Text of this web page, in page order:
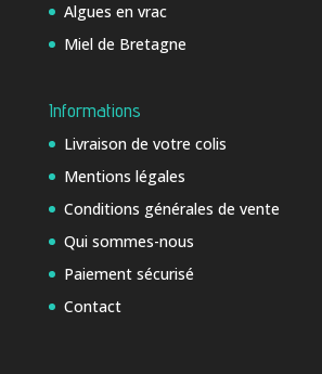
Algues en vrac
Miel de Bretagne
Informations
Livraison de votre colis
Mentions légales
Conditions générales de vente
Qui sommes-nous
Paiement sécurisé
Contact